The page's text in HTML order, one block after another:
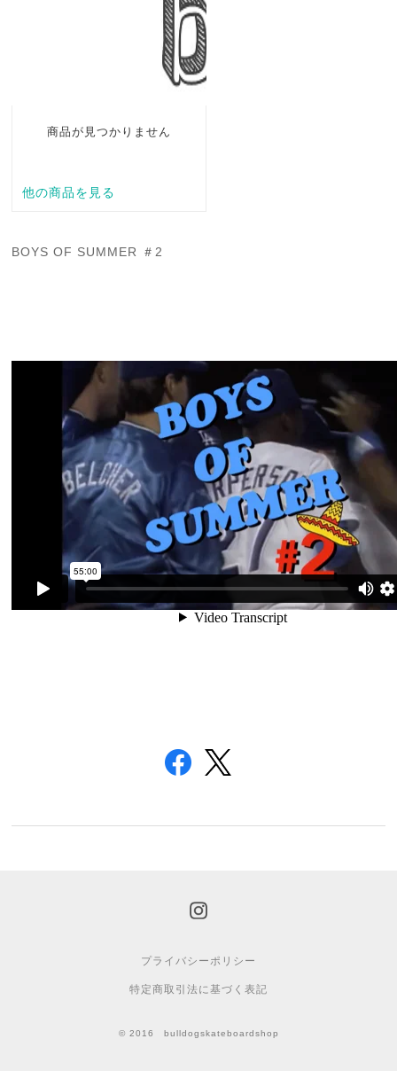
BOYS OF SUMMER ＃2
プライバシーポリシー
特定商取引法に基づく表記
© 2016 bulldogskateboardshop